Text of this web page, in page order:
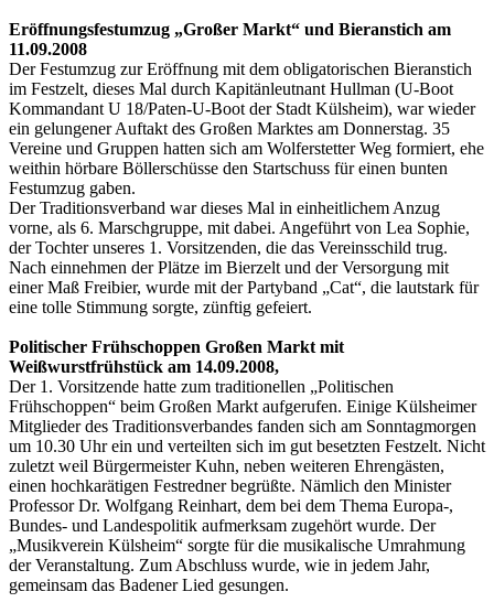
Eröffnungsfestumzug „Großer Markt“ und Bieranstich am
11.09.2008
Der Festumzug zur Eröffnung mit dem obligatorischen Bieranstich
im Festzelt, dieses Mal durch Kapitänleutnant Hullman (U-Boot
Kommandant U 18/Paten-U-Boot der Stadt Külsheim), war wieder
ein gelungener Auftakt des Großen Marktes am Donnerstag. 35
Vereine und Gruppen hatten sich am Wolferstetter Weg formiert, ehe
weithin hörbare Böllerschüsse den Startschuss für einen bunten
Festumzug gaben.
Der Traditionsverband war dieses Mal in einheitlichem Anzug
vorne, als 6. Marschgruppe, mit dabei. Angeführt von Lea Sophie,
der Tochter unseres 1. Vorsitzenden, die das Vereinsschild trug.
Nach einnehmen der Plätze im Bierzelt und der Versorgung mit
einer Maß Freibier, wurde mit der Partyband „Cat“, die lautstark für
eine tolle Stimmung sorgte, zünftig gefeiert.
Politischer Frühschoppen Großen Markt mit
Weißwurstfrühstück am 14.09.2008,
Der 1. Vorsitzende hatte zum traditionellen „Politischen
Frühschoppen“ beim Großen Markt aufgerufen. Einige Külsheimer
Mitglieder des Traditionsverbandes fanden sich am Sonntagmorgen
um 10.30 Uhr ein und verteilten sich im gut besetzten Festzelt. Nicht
zuletzt weil Bürgermeister Kuhn, neben weiteren Ehrengästen,
einen hochkarätigen Festredner begrüßte. Nämlich den Minister
Professor Dr. Wolfgang Reinhart, dem bei dem Thema Europa-,
Bundes- und Landespolitik aufmerksam zugehört wurde. Der
„Musikverein Külsheim“ sorgte für die musikalische Umrahmung
der Veranstaltung. Zum Abschluss wurde, wie in jedem Jahr,
gemeinsam das Badener Lied gesungen.